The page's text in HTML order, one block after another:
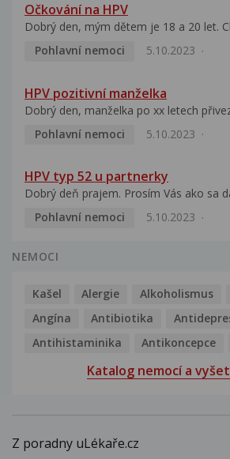
Očkování na HPV
Dobrý den, mým dětem je 18 a 20 let.
Pohlavní nemoci
5.10.2023
HPV pozitivní manželka
Dobrý den, manželka po xx letech
Pohlavní nemoci
5.10.2023
HPV typ 52 u partnerky
Dobrý deň prajem. Prosím Vás ako sa
Pohlavní nemoci
5.10.2023
NEMOCI
Kašel Alergie Alkoholismus
Angína
Antibiotika
Antihistaminika
Antikoncepce
Katalog nemocí a
Z poradny uLékaře.cz